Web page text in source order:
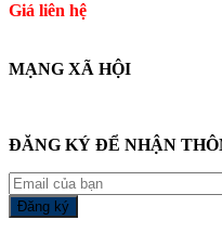
Giá liên hệ
MẠNG XÃ HỘI
ĐĂNG KÝ ĐỂ NHẬN